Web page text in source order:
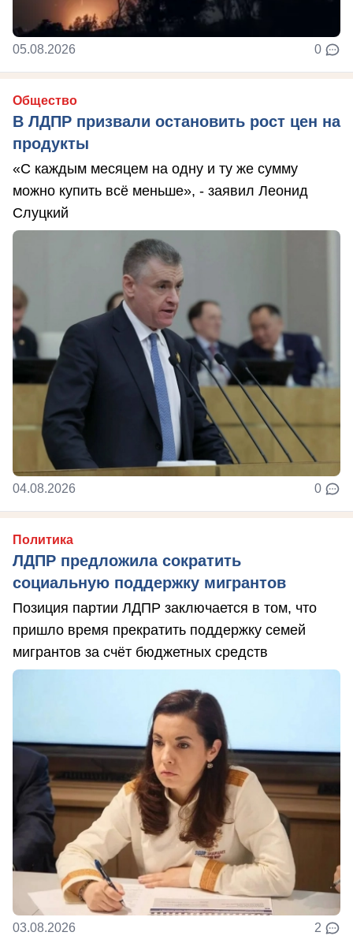
05.08.2026 0
Общество
В ЛДПР призвали остановить рост цен на
продукты
«С каждым месяцем на одну и ту же сумму
можно купить всё меньше», - заявил Леонид
Слуцкий
04.08.2026 0
Политика
ЛДПР предложила сократить
социальную поддержку мигрантов
Позиция партии ЛДПР заключается в том, что
пришло время прекратить поддержку семей
мигрантов за счёт бюджетных средств
03.08.2026 2